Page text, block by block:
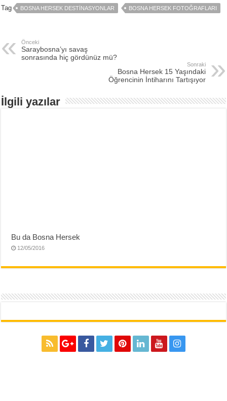
Tag BOSNA HERSEK DESTINASYONLAR BOSNA HERSEK FOTOĞRAFLARI
Önceki
Saraybosna’yı savaş
sonrasında hiç gördünüz mü?
Sonraki
Bosna Hersek 15 Yaşındaki
Öğrencinin İntiharını Tartışıyor
İlgili yazılar
Bu da Bosna Hersek
12/05/2016